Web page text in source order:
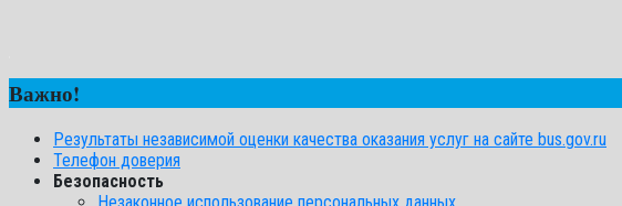
Важно!
Результаты независимой оценки качества оказания услуг на сайте bus.gov.ru
Телефон доверия
Безопасность
Незаконное использование персональных данных